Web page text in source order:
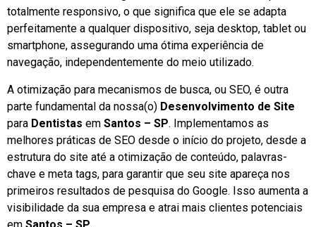
totalmente responsivo, o que significa que ele se adapta
perfeitamente a qualquer dispositivo, seja desktop, tablet ou
smartphone, assegurando uma ótima experiência de
navegação, independentemente do meio utilizado.
A otimização para mecanismos de busca, ou SEO, é outra
parte fundamental da nossa(o) Desenvolvimento de Site
para Dentistas em Santos – SP. Implementamos as
melhores práticas de SEO desde o início do projeto, desde a
estrutura do site até a otimização de conteúdo, palavras-
chave e meta tags, para garantir que seu site apareça nos
primeiros resultados de pesquisa do Google. Isso aumenta a
visibilidade da sua empresa e atrai mais clientes potenciais
em Santos – SP.